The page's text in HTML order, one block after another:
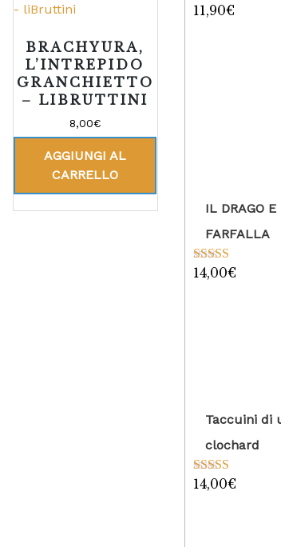
BRACHYURA,
L’INTREPIDO
GRANCHIETTO
– LIBRUTTINI
8,00€
AGGIUNGI AL
CARRELLO
Valutato
11,90€
IL DRAGO E
FARFALLA
Valutato
14,00€
Taccuini di
clochard
Valutato
14,00€